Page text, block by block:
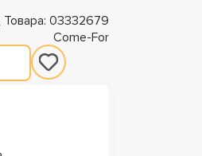
Товара: 03332679
Come-For